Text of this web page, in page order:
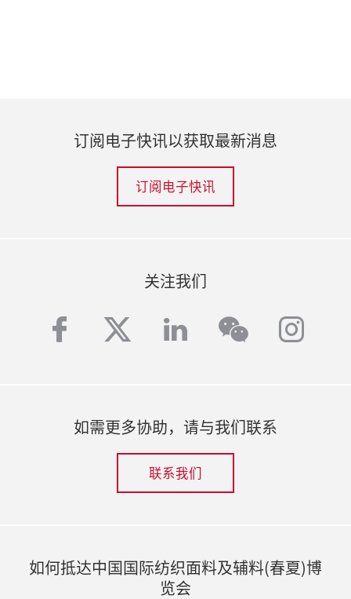
订阅电子快讯以获取最新消息
订阅电子快讯
关注我们
facebook
twitterlinkedinwechat
如需更多协助，请与我们联系
联系我们
如何抵达中国国际纺织面料及辅料(春夏)博
览会